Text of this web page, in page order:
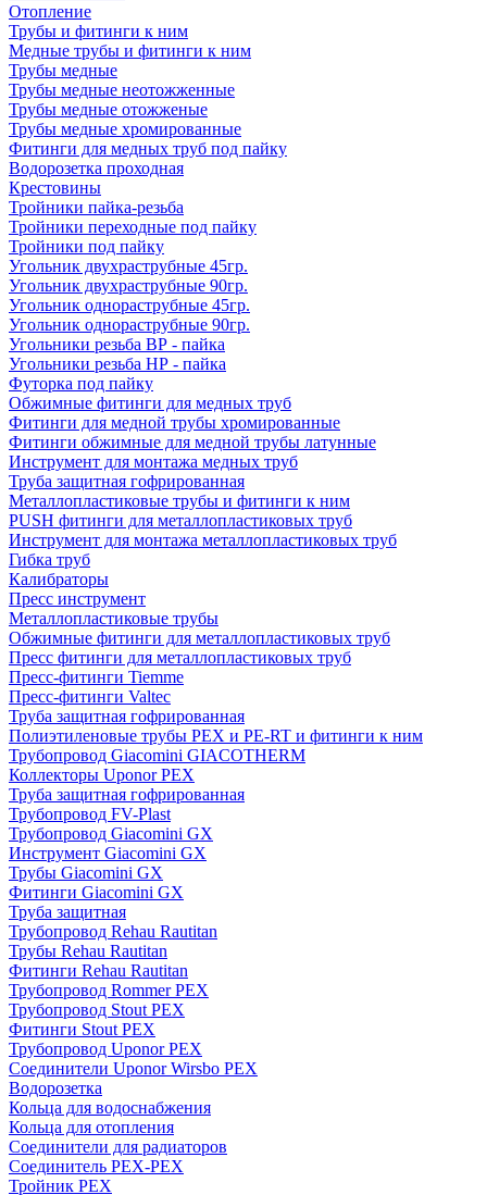
Отопление
Трубы и фитинги к ним
Медные трубы и фитинги к ним
Трубы медные
Трубы медные неотожженные
Трубы медные отожженые
Трубы медные хромированные
Фитинги для медных труб под пайку
Водорозетка проходная
Крестовины
Тройники пайка-резьба
Тройники переходные под пайку
Тройники под пайку
Угольник двухраструбные 45гр.
Угольник двухраструбные 90гр.
Угольник однораструбные 45гр.
Угольник однораструбные 90гр.
Угольники резьба ВР - пайка
Угольники резьба НР - пайка
Футорка под пайку
Обжимные фитинги для медных труб
Фитинги для медной трубы хромированные
Фитинги обжимные для медной трубы латунные
Инструмент для монтажа медных труб
Труба защитная гофрированная
Металлопластиковые трубы и фитинги к ним
PUSH фитинги для металлопластиковых труб
Инструмент для монтажа металлопластиковых труб
Гибка труб
Калибраторы
Пресс инструмент
Металлопластиковые трубы
Обжимные фитинги для металлопластиковых труб
Пресс фитинги для металлопластиковых труб
Пресс-фитинги Tiemme
Пресс-фитинги Valtec
Труба защитная гофрированная
Полиэтиленовые трубы PEX и PE-RT и фитинги к ним
Трубопровод Giacomini GIACOTHERM
Коллекторы Uponor PEX
Труба защитная гофрированная
Трубопровод FV-Plast
Трубопровод Giacomini GX
Инструмент Giacomini GX
Трубы Giacomini GX
Фитинги Giacomini GX
Труба защитная
Трубопровод Rehau Rautitan
Трубы Rehau Rautitan
Фитинги Rehau Rautitan
Трубопровод Rommer PEX
Трубопровод Stout PEX
Фитинги Stout PEX
Трубопровод Uponor PEX
Соединители Uponor Wirsbo PEX
Водорозетка
Кольца для водоснабжения
Кольца для отопления
Соединители для радиаторов
Соединитель PEX-PEX
Тройник PEX